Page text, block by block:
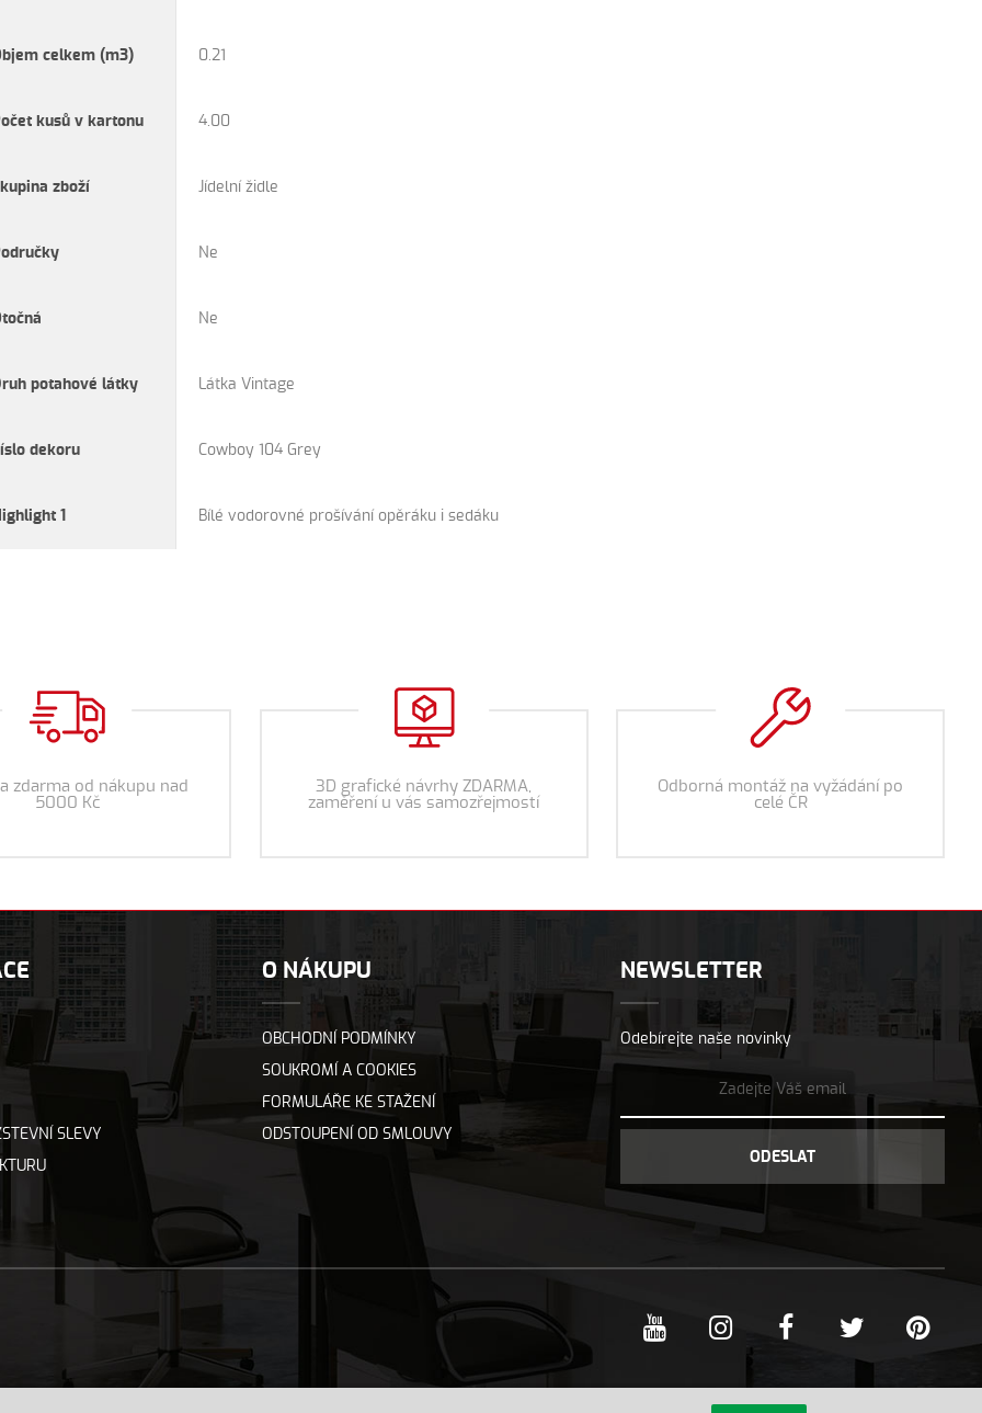
celkem (m3) 0.21
kusů v kartonu 4.00
zboží Jídelní židle
Ne
Ne
potahové látky Látka Vintage
dekoru Cowboy 104 Grey
1 Bílé vodorovné prošívání opěráku i sedáku
zdarma od nákupu nad
5000 Kč
3D grafické návrhy ZDARMA,
zaměření u vás samozřejmostí
Odborná montáž na vyžádání po
celé ČR
SLEVY
O NÁKUPU
OBCHODNÍ PODMÍNKY
SOUKROMÍ A COOKIES
FORMULÁŘE KE STAŽENÍ
ODSTOUPENÍ OD SMLOUVY
NEWSLETTER
Odebírejte naše novinky
ODESLAT